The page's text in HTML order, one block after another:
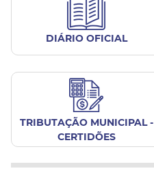
DIÁRIO OFICIAL
TRIBUTAÇÃO MUNICIPAL -
CERTIDÕES